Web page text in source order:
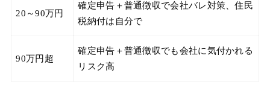
20～90万円
確定申告＋普通徴収で会社バレ対策、住民
税納付は自分で
90万円超
確定申告＋普通徴収でも会社に気付かれる
リスク高